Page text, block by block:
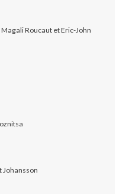
Magali Roucaut et Eric-John
Johansson